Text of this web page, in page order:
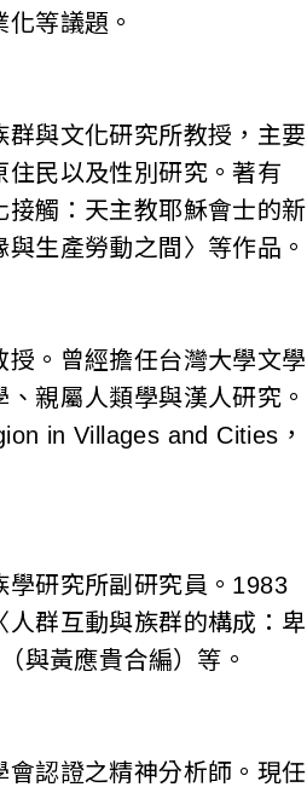
等議題。
與文化研究所教授，主要
民以及性別研究。著有
接觸：天主教耶穌會士的新
生產勞動之間〉等作品。
。曾經擔任台灣大學文學
親屬人類學與漢人研究。
in Villages and Cities，
研究所副研究員。1983
群互動與族群的構成：卑
與黃應貴合編）等。
會認證之精神分析師。現任